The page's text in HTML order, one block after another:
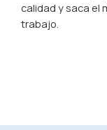
calidad y saca el
trabajo.